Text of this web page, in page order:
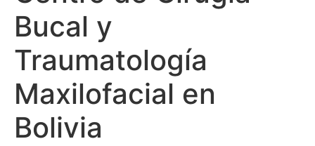
Bucal y
Traumatología
Maxilofacial en
Bolivia